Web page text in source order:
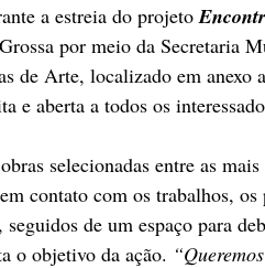
a estreia do projeto
por meio da Secretaria
de Arte, localizado em anexo
e aberta a todos os
selecionadas entre as
contato com os trabalhos, os
de um espaço para
o objetivo da ação.